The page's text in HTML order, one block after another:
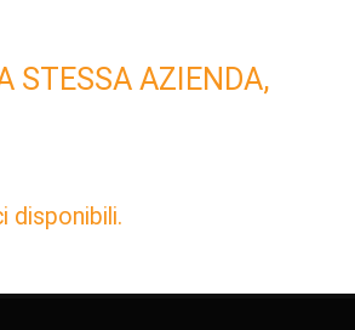
STESSA AZIENDA,
disponibili.